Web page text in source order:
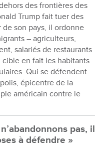
des frontières des
Trump fait tuer des
de son pays, il ordonne
– agriculteurs,
salariés de restaurants
en fait les habitants
Qui se défendent.
épicentre de la
américain contre le
pas, il
à défendre »